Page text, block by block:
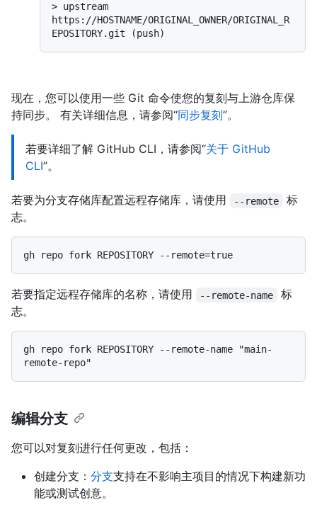
> upstream
https://HOSTNAME/ORIGINAL_OWNER/ORIGINAL_R
EPOSITORY.git (push)
现在，您可以使用一些 Git 命令使您的复刻与上游仓库保
持同步。 有关详细信息，请参阅“同步复刻”。
若要详细了解 GitHub CLI，请参阅“关于 GitHub
CLI”。
若要为分支存储库配置远程存储库，请使用 --remote
标
志。
若要指定远程存储库的名称，请使用 --remote-name
标
志。
gh repo fork REPOSITORY --remote-name "main-
编辑分支
您可以对复刻进行任何更改，包括：
创建分支： 分支支持在不影响主项目的情况下构建新功
能或测试创意。